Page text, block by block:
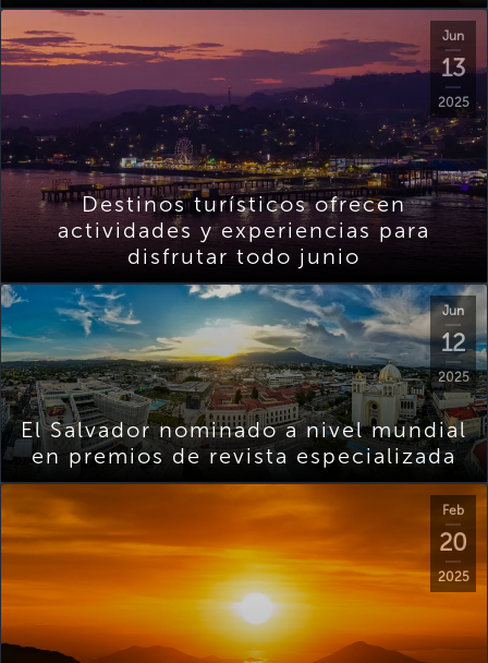
Jun
13
2025
Destinos turísticos ofrecen
actividades y experiencias para
disfrutar todo junio
Jun
12
2025
El Salvador nominado a nivel mundial
en premios de revista especializada
Feb
20
2025